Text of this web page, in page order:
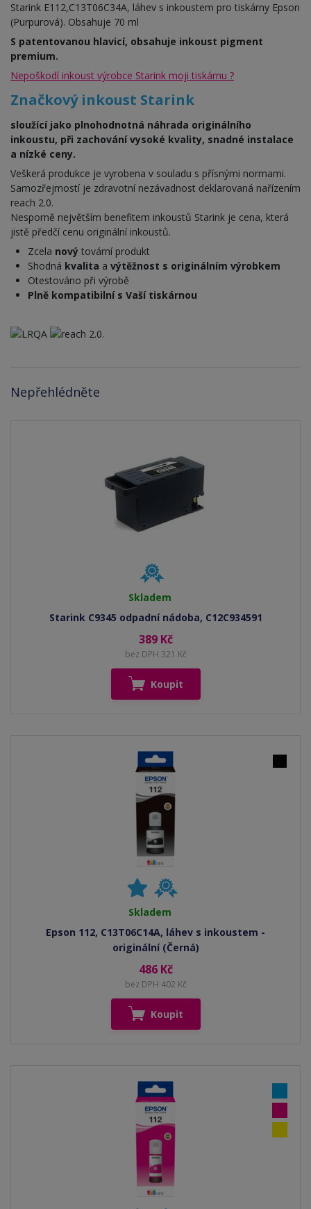
Starink E112,C13T06C34A, láhev s inkoustem pro tiskárny Epson
(Purpurová). Obsahuje 70 ml
S patentovanou hlavicí, obsahuje inkoust pigment
premium.
Nepoškodí inkoust výrobce Starink moji tiskárnu ?
Značkový inkoust Starink
sloužící jako plnohodnotná náhrada originálního
inkoustu, při zachování vysoké kvality, snadné instalace
a nízké ceny.
Veškerá produkce je vyrobena v souladu s přísnými normami.
Samozřejmostí je zdravotní nezávadnost deklarovaná nařízením
reach 2.0.
Nesporně největším benefitem inkoustů Starink je cena, která
jistě předčí cenu originální inkoustů.
Zcela nový tovární produkt
Shodná kvalita a výtěžnost s originálním výrobkem
Otestováno při výrobě
Plně kompatibilní s Vaší tiskárnou
Nepřehlédněte
Skladem
Starink C9345 odpadní nádoba, C12C934591
389 Kč
bez DPH 321 Kč
Koupit
Skladem
Epson 112, C13T06C14A, láhev s inkoustem -
originální (Černá)
486 Kč
bez DPH 402 Kč
Koupit